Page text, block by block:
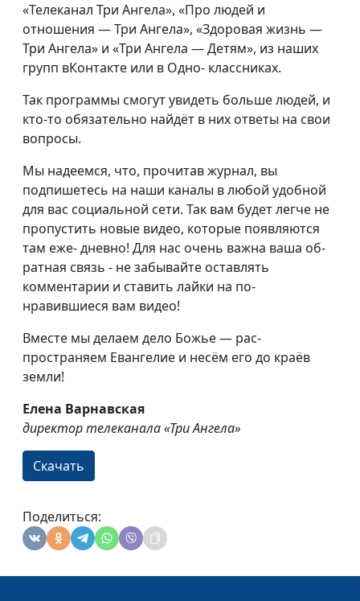
«Телеканал Три Ангела», «Про людей и
отношения — Три Ангела», «Здоровая жизнь —
Три Ангела» и «Три Ангела — Детям», из наших
групп вКонтакте или в Одно- классниках.
Так программы смогут увидеть больше людей, и
кто-то обязательно найдёт в них ответы на свои
вопросы.
Мы надеемся, что, прочитав журнал, вы
подпишетесь на наши каналы в любой удобной
для вас социальной сети. Так вам будет легче не
пропустить новые видео, которые появляются
там еже- дневно! Для нас очень важна ваша об-
ратная связь - не забывайте оставлять
комментарии и ставить лайки на по-
нравившиеся вам видео!
Вместе мы делаем дело Божье — рас-
пространяем Евангелие и несём его до краёв
земли!
Елена Варнавская
директор телеканала «Три Ангела»
Скачать
Поделиться: